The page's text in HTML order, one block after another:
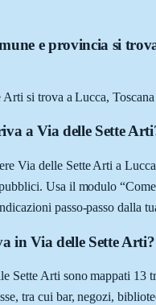
e provincia si
Arti si trova a Lucca,
a Via delle Sette
Via delle Sette Arti a
Usa il modulo
passo-passo dalla
in Via delle Sette Arti?
Sette Arti sono mappati 13
tra cui bar, negozi,